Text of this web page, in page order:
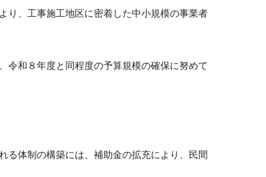
り、工事施工地区に密着した中小規模の事業者
令和８年度と同程度の予算規模の確保に努めて
る体制の構築には、補助金の拡充により、民間